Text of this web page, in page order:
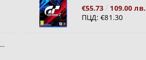
HOLLOW KNIGHT: SILKSONG [NINTENDO SWITCH 2]
€55.73
109.00 лв.
ПЦД: €81.30